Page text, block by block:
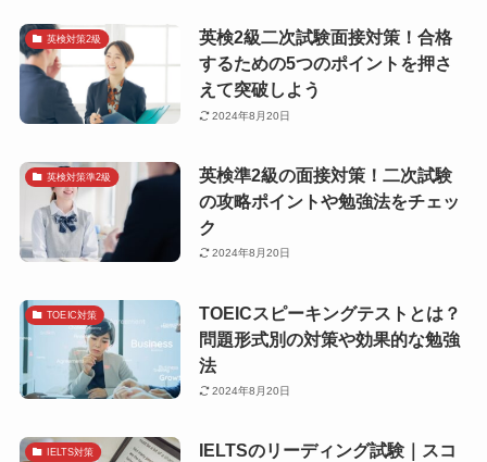
英検対策2級
英検2級二次試験面接対策！合格
するための5つのポイントを押さ
えて突破しよう
2024年8月20日
英検対策準2級
英検準2級の面接対策！二次試験
の攻略ポイントや勉強法をチェッ
ク
2024年8月20日
TOEIC対策
TOEICスピーキングテストとは？
問題形式別の対策や効果的な勉強
法
2024年8月20日
IELTS対策
IELTSのリーディング試験｜スコ